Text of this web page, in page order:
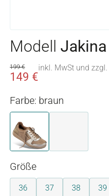
Modell Jakina
149 €
199 € inkl. MwSt und zzgl.
Farbe: braun
braun
Größeauswählen
36 37 38 39